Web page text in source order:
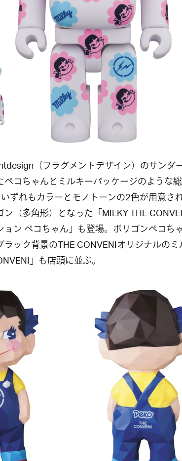
（フラグメントデザイン）のサンダ
ペコちゃんとミルキーパッケージのような
ずれもカラーとモノトーンの2色が用意さ
（多角形）となった「MILKY THE
ン ペコちゃん」も登場。ポリゴンペコち
ック背景のTHE CONVENIオリジナルの
」も店頭に並ぶ。